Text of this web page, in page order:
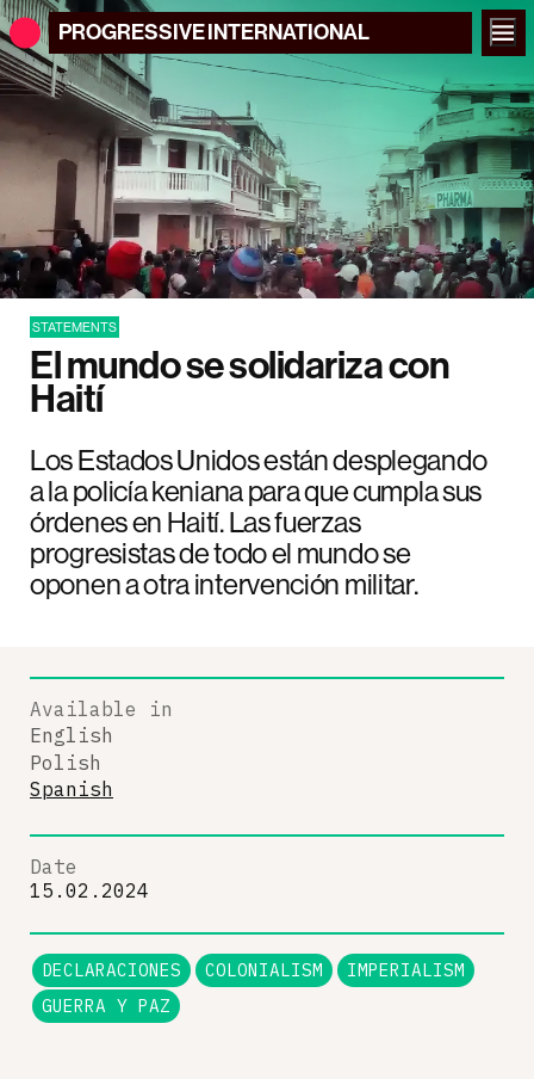
PROGRESSIVEINTERNATIONAL
STATEMENTS
El mundo se solidariza con
Haití
Los Estados Unidos están desplegando
a la policía keniana para que cumpla sus
órdenes en Haití. Las fuerzas
progresistas de todo el mundo se
oponen a otra intervención militar.
Available in
English
Polish
Spanish
Date
15.02.2024
DECLARACIONES COLONIALISM
IMPERIALISM
GUERRA Y PAZ